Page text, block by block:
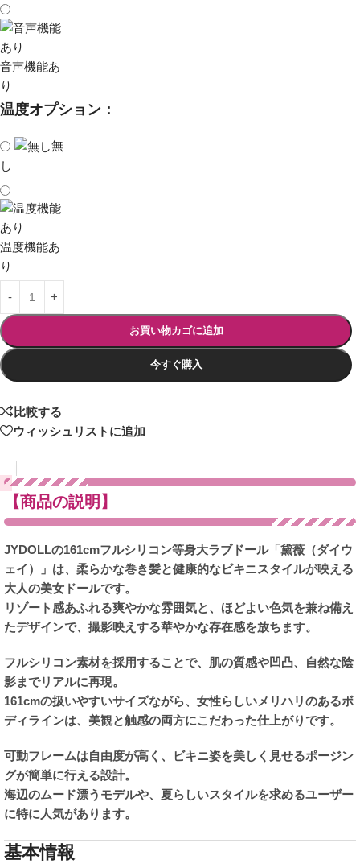
音声機能あ
り
温度オプション：
無
し
温度機能あ
り
お買い物カゴに追加
今すぐ購入
比較する
ウィッシュリストに追加
【商品の説明】
JYDOLLの161cmフルシリコン等身大ラブドール「黛薇（ダイウ
ェイ）」は、柔らかな巻き髪と健康的なビキニスタイルが映える
大人の美女ドールです。
リゾート感あふれる爽やかな雰囲気と、ほどよい色気を兼ね備え
たデザインで、撮影映えする華やかな存在感を放ちます。
フルシリコン素材を採用することで、肌の質感や凹凸、自然な陰
影までリアルに再現。
161cmの扱いやすいサイズながら、女性らしいメリハリのあるボ
ディラインは、美観と触感の両方にこだわった仕上がりです。
可動フレームは自由度が高く、ビキニ姿を美しく見せるポージン
グが簡単に行える設計。
海辺のムード漂うモデルや、夏らしいスタイルを求めるユーザー
に特に人気があります。
基本情報